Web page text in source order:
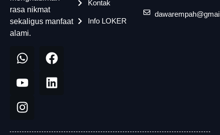
rasa nikmat
sekaligus manfaat
alami.
Kontak
Info LOKER